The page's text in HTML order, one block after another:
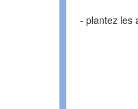
- plantez les